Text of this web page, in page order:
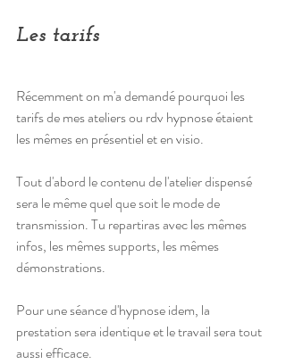
Les tarifs
Récemment on m'a demandé pourquoi les
tarifs de mes ateliers ou rdv hypnose étaient
les mêmes en présentiel et en visio.
Tout d'abord le contenu de l'atelier dispensé
sera le même quel que soit le mode de
transmission. Tu repartiras avec les mêmes
infos, les mêmes supports, les mêmes
démonstrations.
Pour une séance d'hypnose idem, la
prestation sera identique et le travail sera tout
aussi efficace.